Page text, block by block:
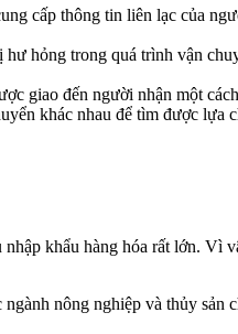
cấp thông tin liên lạc của
hỏng trong quá trình vận
giao đến người nhận một
khác nhau để tìm được lựa
khẩu hàng hóa rất lớn. Vì
nông nghiệp và thủy sản